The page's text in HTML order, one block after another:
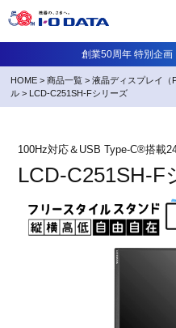
創業50周年 特別企画
HOME >商品一覧 >液晶ディスプレイ（
ル > LCD-C251SH-Fシリーズ
100Hz対応＆USB Type-C®搭載
LCD-C251SH-F